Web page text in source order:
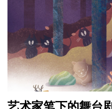
艺术家笔下的舞台